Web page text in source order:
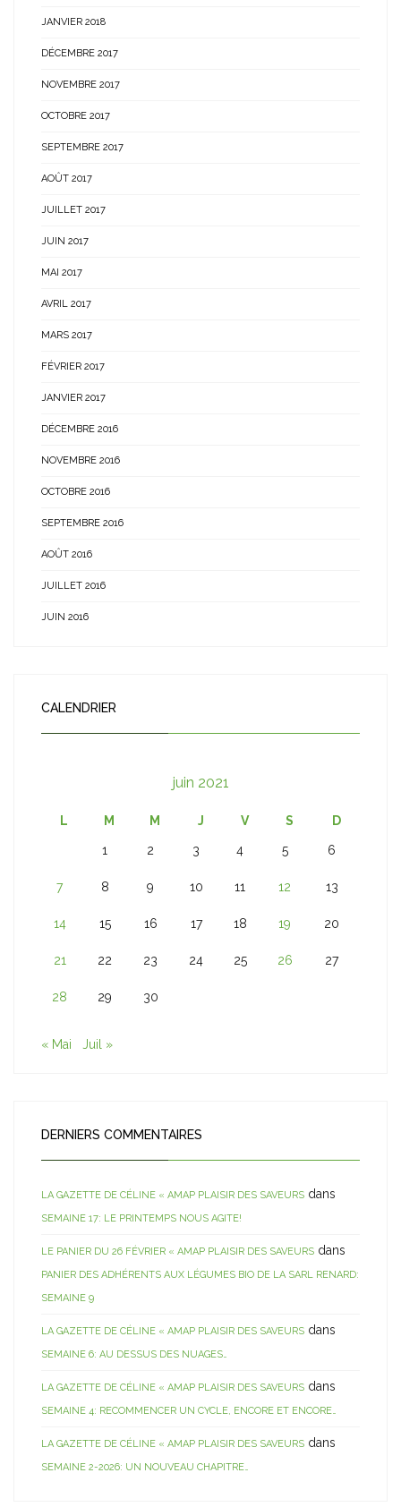
JANVIER 2018
DÉCEMBRE 2017
NOVEMBRE 2017
OCTOBRE 2017
SEPTEMBRE 2017
AOÛT 2017
JUILLET 2017
JUIN 2017
MAI 2017
AVRIL 2017
MARS 2017
FÉVRIER 2017
JANVIER 2017
DÉCEMBRE 2016
NOVEMBRE 2016
OCTOBRE 2016
SEPTEMBRE 2016
AOÛT 2016
JUILLET 2016
JUIN 2016
CALENDRIER
juin 2021
L M M J V S D
1 2 3 4 5 6
7 8 9 10 11 12 13
14 15 16 17 18 19 20
21 22 23 24 25 26 27
28 29 30
« Mai Juil »
DERNIERS COMMENTAIRES
LA GAZETTE DE CÉLINE « AMAP PLAISIR DES SAVEURS dans
SEMAINE 17: LE PRINTEMPS NOUS AGITE!
LE PANIER DU 26 FÉVRIER « AMAP PLAISIR DES SAVEURS dans
PANIER DES ADHÉRENTS AUX LÉGUMES BIO DE LA SARL RENARD:
SEMAINE 9
LA GAZETTE DE CÉLINE « AMAP PLAISIR DES SAVEURS dans
SEMAINE 6: AU DESSUS DES NUAGES…
LA GAZETTE DE CÉLINE « AMAP PLAISIR DES SAVEURS dans
SEMAINE 4: RECOMMENCER UN CYCLE, ENCORE ET ENCORE…
LA GAZETTE DE CÉLINE « AMAP PLAISIR DES SAVEURS dans
SEMAINE 2-2026: UN NOUVEAU CHAPITRE…